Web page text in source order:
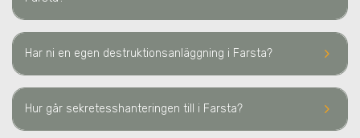
keyboard_arrow_right
Har ni en egen destruktionsanläggning i Farsta?
keyboard_arrow_right
Hur går sekretesshanteringen till i Farsta?